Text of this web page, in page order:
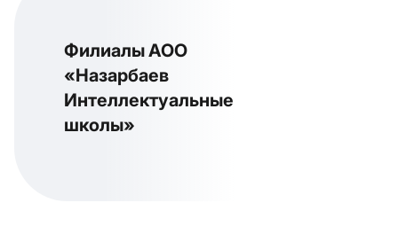
Филиалы АОО
«Назарбаев
Интеллектуальные
школы»